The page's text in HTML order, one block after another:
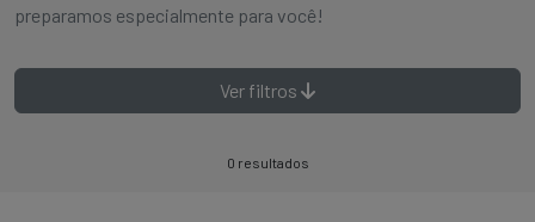
preparamos especialmente para você!
Ver filtros
0 resultados